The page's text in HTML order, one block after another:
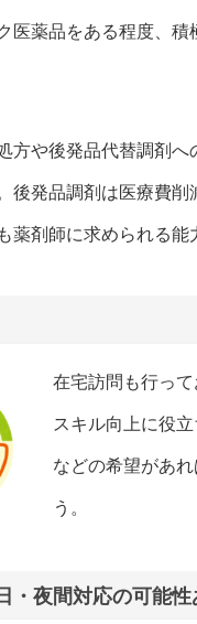
医薬品をある程度、積
方や後発品代替調剤
後発品調剤は医療費削
薬剤師に求められる能
在宅訪問も行っ
スキル向上に役
などの希望があ
う。
・夜間対応の可能性